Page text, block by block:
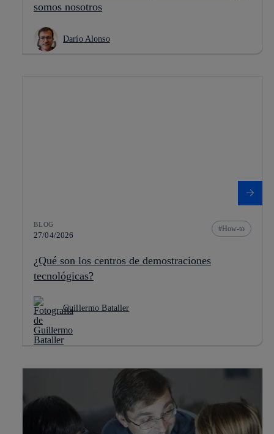
somos nosotros
Darío Alonso
BLOG
27/04/2026
How-to
¿Qué son los centros de demostraciones
tecnológicas?
Guillermo Bataller